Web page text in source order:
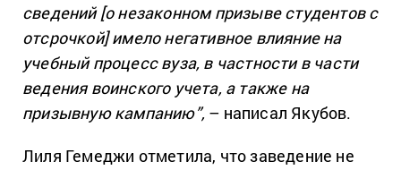
сведений [о незаконном призыве студентов с
отсрочкой] имело негативное влияние на
учебный процесс вуза, в частности в части
ведения воинского учета, а также на
призывную кампанию”, – написал Якубов.
Лиля Гемеджи отметила, что заведение не